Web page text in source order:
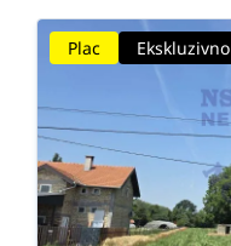
Plac Ekskluzivno